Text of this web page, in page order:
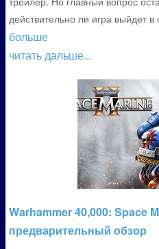
действительно ли игра выйдет
больше
читать дальше...
Warhammer 40,000: Space
предварительный обзор